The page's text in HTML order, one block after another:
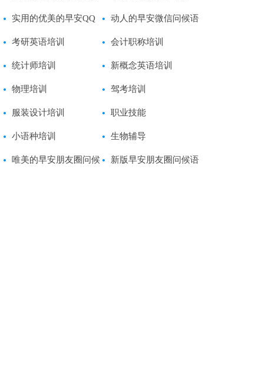
问候语
实用的优美的早安QQ
问候语
动人的早安微信问候语
考研英语培训 会计职称培训
统计师培训 新概念英语培训
物理培训 驾考培训
服装设计培训 职业技能
小语种培训 生物辅导
唯美的早安朋友圈问候 新版早安朋友圈问候语